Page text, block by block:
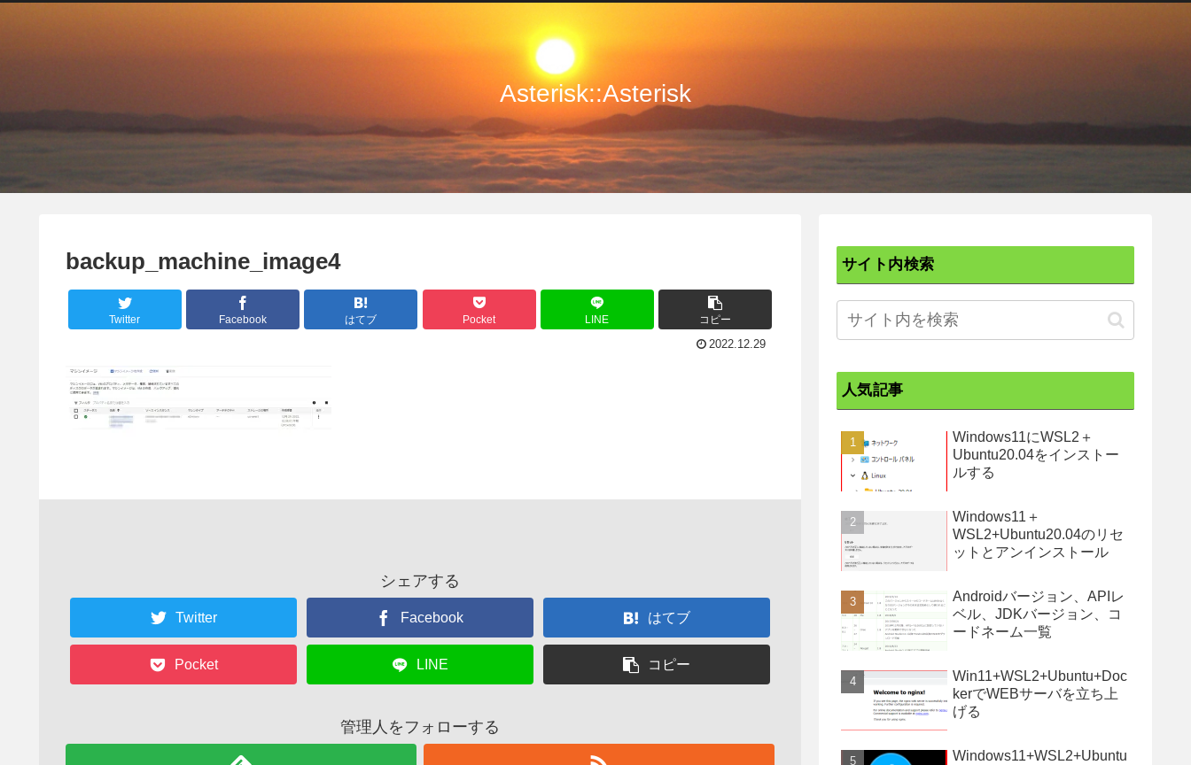
Asterisk::Asterisk
backup_machine_image4
Twitter Facebook はてブ Pocket LINE コピー
2022.12.29
シェアする
Twitter Facebook はてブ
Pocket LINE コピー
管理人をフォローする
サイト内検索
人気記事
Windows11にWSL2＋
Ubuntu20.04をインストー
ルする
Windows11＋
WSL2+Ubuntu20.04のリセ
ットとアンインストール
Androidバージョン、APIレ
ベル、JDKバージョン、コ
ードネーム一覧
Win11+WSL2+Ubuntu+Doc
kerでWEBサーバを立ち上
げる
Windows11+WSL2+Ubuntu